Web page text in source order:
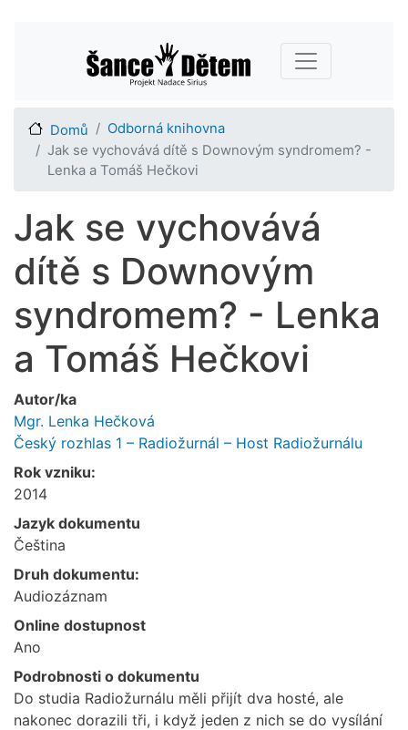
hlavnímu
obsahu
Main navigation
Domů
Odborná knihovna
Jak se vychovává dítě s Downovým syndromem? -
Lenka a Tomáš Hečkovi
Jak se vychovává
dítě s Downovým
syndromem? - Lenka
a Tomáš Hečkovi
Autor/ka
Mgr. Lenka Hečková
Český rozhlas 1 – Radiožurnál – Host Radiožurnálu
Rok vzniku:
2014
Jazyk dokumentu
Čeština
Druh dokumentu:
Audiozáznam
Online dostupnost
Ano
Podrobnosti o dokumentu
Do studia Radiožurnálu měli přijít dva hosté, ale
nakonec dorazili tři, i když jeden z nich se do vysílání